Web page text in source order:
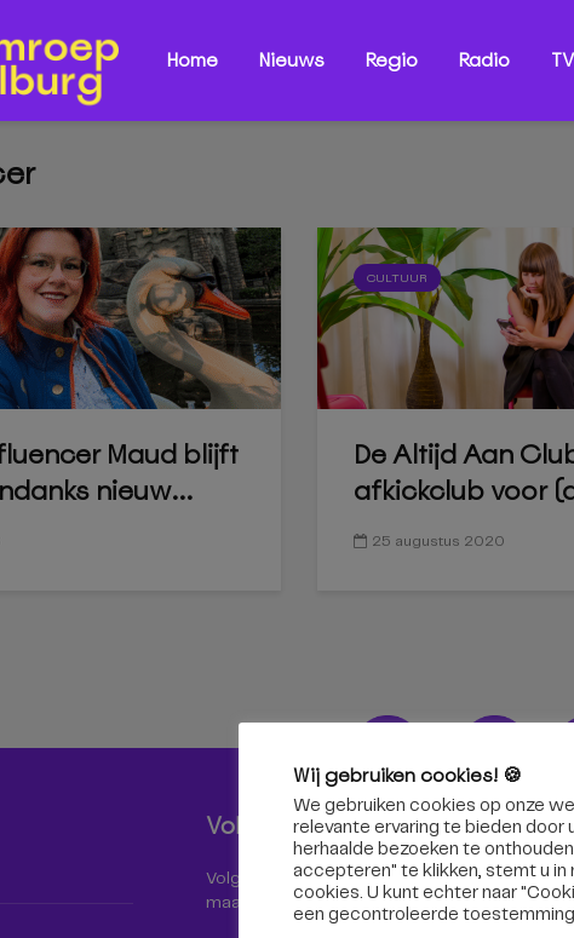
Home Nieuws Regio Radio TV
Maud blijft
nieuw...
CULTUUR
De Altijd Aan
afkickclub voor
25 augustus 2020
Volg ons!
Volg Omroep Tilburg niet alleen hier,
maar ook via social media!
Wij gebruiken cookies! 🍪
We gebruiken cookies op onze
relevante ervaring te bieden door
herhaalde bezoeken te
accepteren" te klikken, stemt u in
cookies. U kunt echter naar
een ​​gecontroleerde toestemming